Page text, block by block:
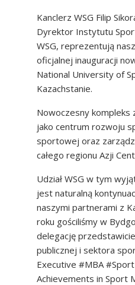
Kanclerz WSG Filip
Dyrektor Instytutu
WSG, reprezentują
oficjalnej inauguracji
National University of
Kazachstanie.
Nowoczesny kompleks
jako centrum rozwoju
sportowej oraz
całego regionu Azji
Udział WSG w tym
jest naturalną
naszymi partnerami z
roku gościliśmy w
delegację
publicznej i sektora
Executive #MBA
Achievements in Sport